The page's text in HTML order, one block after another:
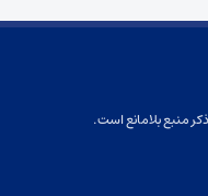
منبع بلامانع است.